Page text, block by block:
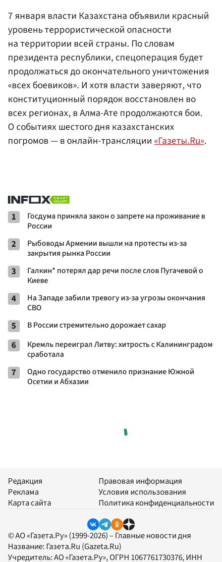
7 января власти Казахстана объявили красный
уровень террористической опасности
на территории всей страны. По словам
президента республики, спецоперация будет
продолжаться до окончательного уничтожения
«всех боевиков». И хотя власти заверяют, что
конституционный порядок восстановлен во
всех регионах, в Алма-Ате продолжаются бои.
О событиях шестого дня казахстанских
погромов — в онлайн-трансляции«Газеты.Ru».
1
Госдума приняла закон о запрете на проживание в
России
2
Рыбоводы Армении вышли на протесты из-за
закрытия рынка России
3
Галкин* потерял дар речи после слов Пугачевой о
Киеве
4
На Западе забили тревогу из-за угрозы окончания
СВО
5 В России стремительно дорожает сахар
6
Кремль переиграл Литву: хитрость с Калининградом
сработала
7
Одно государство отменило признание Южной
Осетии и Абхазии
Редакция
Реклама
Карта сайта
Правовая информация
Условия использования
Политика конфиденциальности
© АО «Газета.Ру» (1999-2026) – Главные новости дня
Название: Газета.Ru (Gazeta.Ru)
Учредитель:АО «Газета.Ру», ОГРН 1067761730376, ИНН